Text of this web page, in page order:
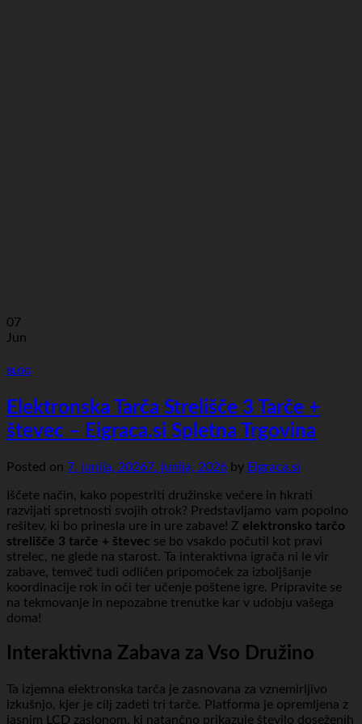
07
Jun
BLOG
Elektronska Tarča Strelišče 3 Tarče +
števec – Eigraca.si Spletna Trgovina
Posted on 7. junija, 20267. junija, 2026 by Eigraca.si
Iščete način, kako popestriti družinske večere in hkrati
razvijati spretnosti svojih otrok? Predstavljamo vam popolno
rešitev, ki bo prinesla ure in ure zabave! Z elektronsko tarčo
strelišče 3 tarče + števec se bo vsakdo počutil kot pravi
strelec, ne glede na starost. Ta interaktivna igrača ni le vir
zabave, temveč tudi odličen pripomoček za izboljšanje
koordinacije rok in oči ter učenje poštene igre. Pripravite se
na tekmovanje in nepozabne trenutke kar v udobju vašega
doma!
Interaktivna Zabava za Vso Družino
Ta izjemna elektronska tarča je zasnovana za vznemirljivo
izkušnjo, kjer je cilj zadeti tri tarče. Platforma je opremljena z
jasnim LCD zaslonom, ki natančno prikazuje število doseženih